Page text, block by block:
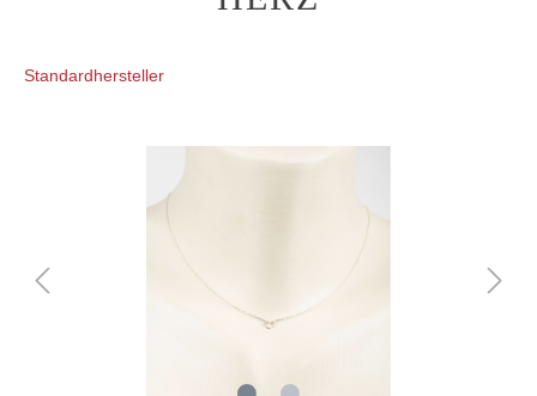
Standardhersteller